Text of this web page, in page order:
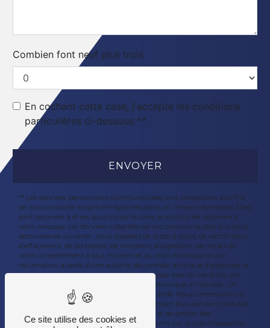
Combien font neuf plus trois
En cochant cette case, j'accepte les conditions
particulières ci-dessous **
ENVOYER
** Les données personnelles communiquées sont nécessaires aux fins
de vous contacter et sont enregistrées dans un fichier informatisé. Elles
sont destinées à et ses sous-traitants dans le seul but de répondre à
votre message. Les données collectées seront communiquées aux seuls
destinataires suivants: . Vous disposez de droits d’accès, de rectification,
d’effacement, de portabilité, de limitation, d’opposition, de retrait de
votre consentement à tout moment et du droit d’introduire une
réclamation auprès d’une autorité de contrôle, ainsi que d’organiser le
sort de vos données post-mortem. Vous pouvez exercer ces droits par
voie postale à l'adresse ou par courrier électronique à l'adresse . Un
justificatif d'identité pourra vous être demandé. Nous conservons vos
données pendant la période de prise de contact puis pendant la durée
de prescription légale aux fins probatoires et de gestion des
contentieux. Vous avez le droit de vous inscrire sur la liste d'opposition
Ce site utilise des cookies et